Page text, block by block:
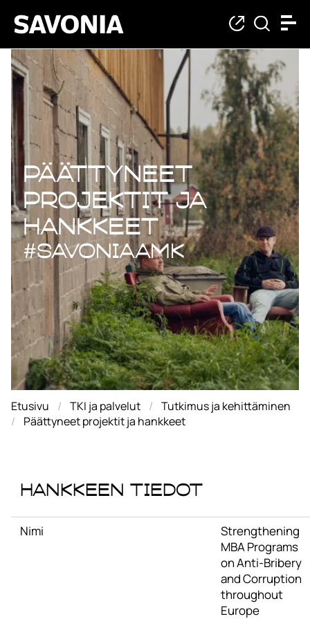
Päättyneet
Päättyneet
projektit ja
hankkeet
#savoniaAMK
Etusivu TKI ja palvelut
Tutkimus ja kehittäminen
Päättyneet projektit ja hankkeet
Hankkeen tiedot
Nimi
Strengthening
MBA Programs
on Anti-Bribery
and Corruption
throughout
Europe